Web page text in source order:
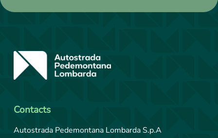
Contacts
Autostrada Pedemontana Lombarda S.p.A